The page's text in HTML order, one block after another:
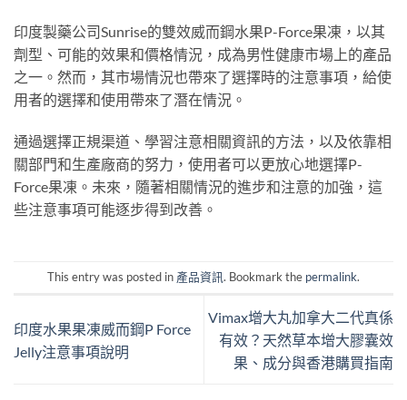
印度製藥公司Sunrise的雙效威而鋼水果P-Force果凍，以其
劑型、可能的效果和價格情況，成為男性健康市場上的產品
之一。然而，其市場情況也帶來了選擇時的注意事項，給使
用者的選擇和使用帶來了潛在情況。
通過選擇正規渠道、學習注意相關資訊的方法，以及依靠相
關部門和生產廠商的努力，使用者可以更放心地選擇P-
Force果凍。未來，隨著相關情況的進步和注意的加強，這
些注意事項可能逐步得到改善。
This entry was posted in 產品資訊. Bookmark the permalink.
印度水果果凍威而鋼P Force
Jelly注意事項說明
Vimax增大丸加拿大二代真係
有效？天然草本增大膠囊效
果、成分與香港購買指南